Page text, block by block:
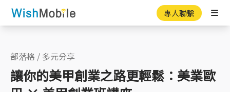
專人聯繫
部落格 / 多元分享
讓你的美甲創業之路更輕鬆：美業歐